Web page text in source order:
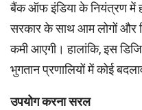
बैंक ऑफ इंडिया के नियंत्रण में
सरकार के साथ आम लोगों और
कमी आएगी। हालांकि, इस
भुगतान प्रणालियों में कोई
उपयोग करना सरल